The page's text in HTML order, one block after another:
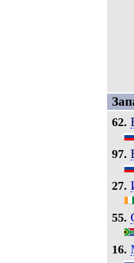
62.
97.
27.
55.
16.